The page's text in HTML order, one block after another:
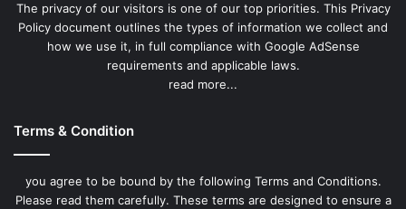
The privacy of our visitors is one of our top priorities. This Privacy
Policy document outlines the types of information we collect and
how we use it, in full compliance with Google AdSense
requirements and applicable laws.
read more...
Terms & Condition
you agree to be bound by the following Terms and Conditions.
Please read them carefully. These terms are designed to ensure a